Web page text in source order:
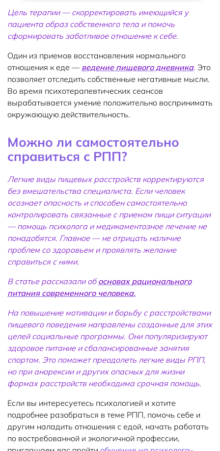
Цель терапии — скорректировать имеющийся у
пациента образ собственного тела и помочь
сформировать заботливое отношение к себе.
Один из приемов восстановления нормального
отношения к еде — ведение пищевого дневника. Это
позволяет отследить собственные негативные мысли.
Во время психотерапевтических сеансов
вырабатывается умение положительно воспринимать
окружающую действительность.
Можно ли самостоятельно
справиться с РПП?
Легкие виды пищевых расстройств корректируются
без вмешательства специалиста. Если человек
осознает опасность и способен самостоятельно
контролировать связанные с приемом пищи ситуации
— помощь психолога и медикаментозное лечение не
понадобятся. Главное — не отрицать наличие
проблем со здоровьем и проявлять желание
справиться с ними.
В статье рассказали обосновах рационального
питания современного человека.
На повышение мотивации и борьбу с расстройствами
пищевого поведения направлены созданные для этих
целей социальные программы. Они популяризируют
здоровое питание и сбалансированные занятия
спортом. Это поможет преодолеть легкие виды РПП,
но при анорексии и других опасных для жизни
формах расстройств необходима срочная помощь.
Если вы интересуетесь психологией и хотите
подробнее разобраться в теме РПП, помочь себе и
другим наладить отношения с едой, начать работать
по востребованной и экологичной профессии,